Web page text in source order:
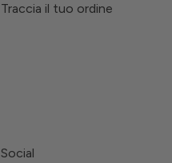
Traccia il tuo ordine
Social